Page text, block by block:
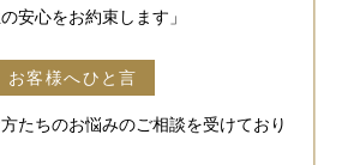
安心をお約束します」
お客様へひと言
たちのお悩みのご相談を受けており